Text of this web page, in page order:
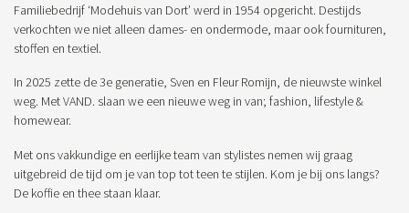
Familiebedrijf ‘Modehuis van Dort’ werd in 1954 opgericht. Destijds
verkochten we niet alleen dames- en ondermode, maar ook fournituren,
stoffen en textiel.
In 2025 zette de 3e generatie, Sven en Fleur Romijn, de nieuwste winkel
weg. Met VAND. slaan we een nieuwe weg in van; fashion, lifestyle &
homewear.
Met ons vakkundige en eerlijke team van stylistes nemen wij graag
uitgebreid de tijd om je van top tot teen te stijlen. Kom je bij ons langs?
De koffie en thee staan klaar.